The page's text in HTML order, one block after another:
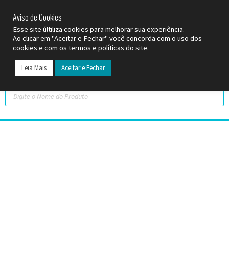
Aviso de Cookies
Esse site últiliza cookies para melhorar sua experiência.
Ao clicar em "Aceitar e Fechar" você concorda com o uso dos
cookies e com os termos e políticas do site.
Leia Mais Aceitar e Fechar